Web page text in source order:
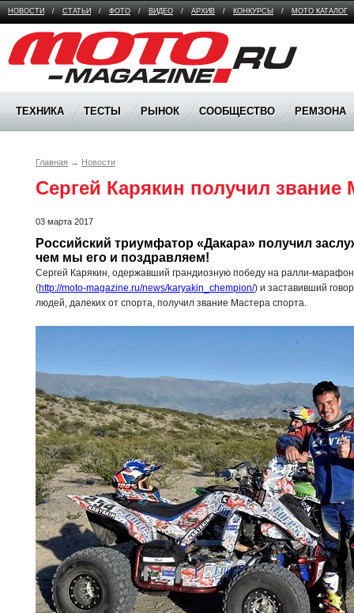
НОВОСТИ / СТАТЬИ / ФОТО / ВИДЕО / АРХИВ / КОНКУРСЫ / МОТО КАТАЛОГ
Moto Magazine
ТЕХНИКА ТЕСТЫ РЫНОК СООБЩЕСТВО РЕМЗОНА
Главная → Новости
Сергей Карякин получил звание
03 марта 2017
Российский триумфатор «Дакара» получил
чем мы его и поздравляем!
Сергей Карякин, одержавший грандиозную победу на ралли-
(http://moto-magazine.ru/news/karyakin_chempion/) и заставивший
людей, далеких от спорта, получил звание Мастера спорта.